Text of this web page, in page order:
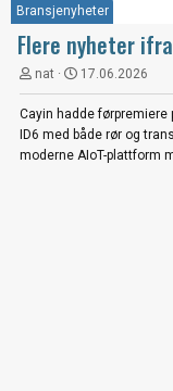
Bransjenyheter
Flere nyheter
nat 17.06.2026
Cayin hadde førpremiere
ID6 med både rør og
moderne AIoT-plattform